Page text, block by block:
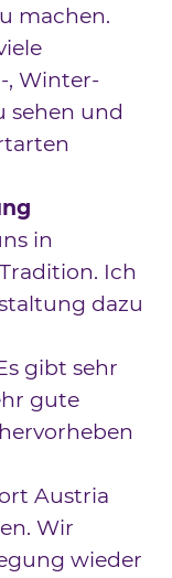
machen.
, Winter-
sehen und
in
Ich
dazu
gibt sehr
gute
Austria
Wir
wieder